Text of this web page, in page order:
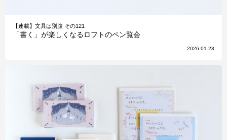
【連載】文具は別腹 その121
「書く」が楽しくなるロフトのペン覧会
2026.01.23